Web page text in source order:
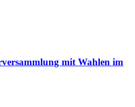
mit Wahlen im